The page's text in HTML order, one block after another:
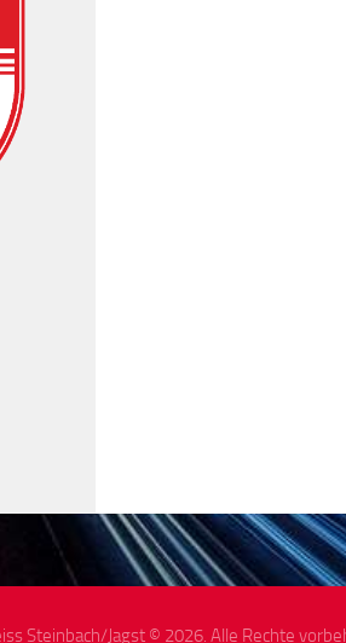
Steinbach/Jagst © 2026. Alle Rechte